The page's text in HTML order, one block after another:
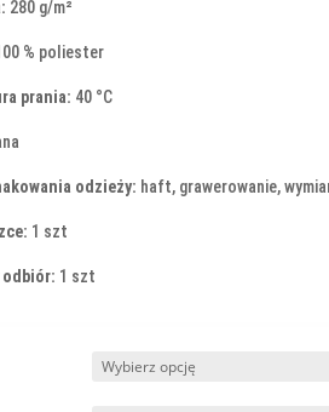
280 g/m²
% poliester
prania: 40 °C
odzieży: haft, grawerowanie,
1 szt
odbiór: 1 szt